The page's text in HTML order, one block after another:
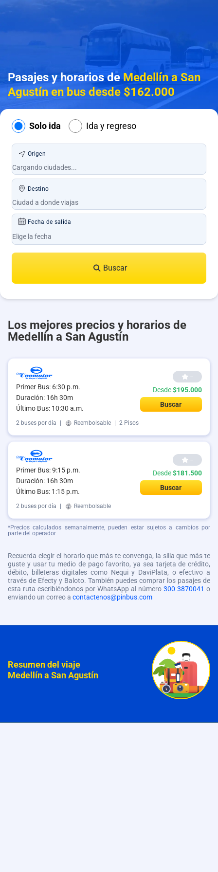
Pasajes y horarios deMedellín a San
Agustín en bus desde $162.000
Solo ida Ida y regreso
Origen
Destino
Fecha de salida
Buscar
Los mejores precios y horarios de
Medellín a San Agustín
Primer Bus: 6:30 p.m.
Duración: 16h 30m
Último Bus: 10:30 a.m.
--
Desde$195.000
Buscar
2 buses por día Reembolsable 2 Pisos
Primer Bus: 9:15 p.m.
Duración: 16h 30m
Último Bus: 1:15 p.m.
--
Desde$181.500
Buscar
2 buses por día Reembolsable
*Precios calculados semanalmente, pueden estar sujetos a cambios por
parte del operador
Recuerda elegir el horario que más te convenga, la silla que más te
guste y usar tu medio de pago favorito, ya sea tarjeta de crédito,
débito, billeteras digitales como Nequi y DaviPlata, o efectivo a
través de Efecty y Baloto. También puedes comprar los pasajes de
esta ruta escribiéndonos por WhatsApp al número 300 3870041 o
enviando un correo a contactenos@pinbus.com
Resumen del viaje
Medellín a San Agustín